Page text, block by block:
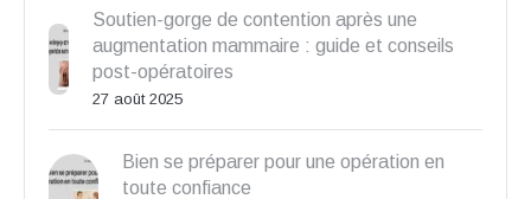
Soutien-gorge de contention après une
augmentation mammaire : guide et conseils
post-opératoires
27 août 2025
Bien se préparer pour une opération en
toute confiance